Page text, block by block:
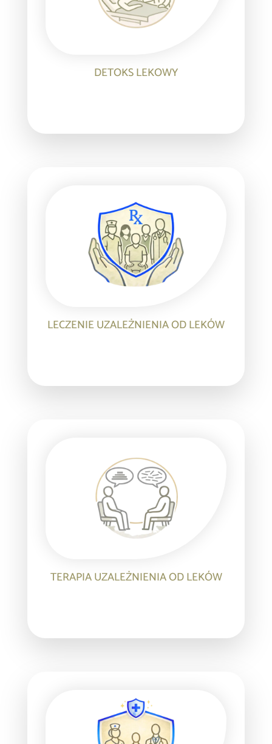
DETOKS LEKOWY
LECZENIE UZALEŻNIENIA OD LEKÓW
TERAPIA UZALEŻNIENIA OD LEKÓW